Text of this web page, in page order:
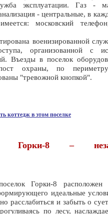
эксплуатации. Газ -
- центральные, в
московский
военизированной
организованной с
Въезды в поселок
охраны, по
"тревожной кнопкой".
коттедж в этом поселке
Горки-8 –
Горки-8 расположен
идеальные
расслабиться и забыть о
по лесу,